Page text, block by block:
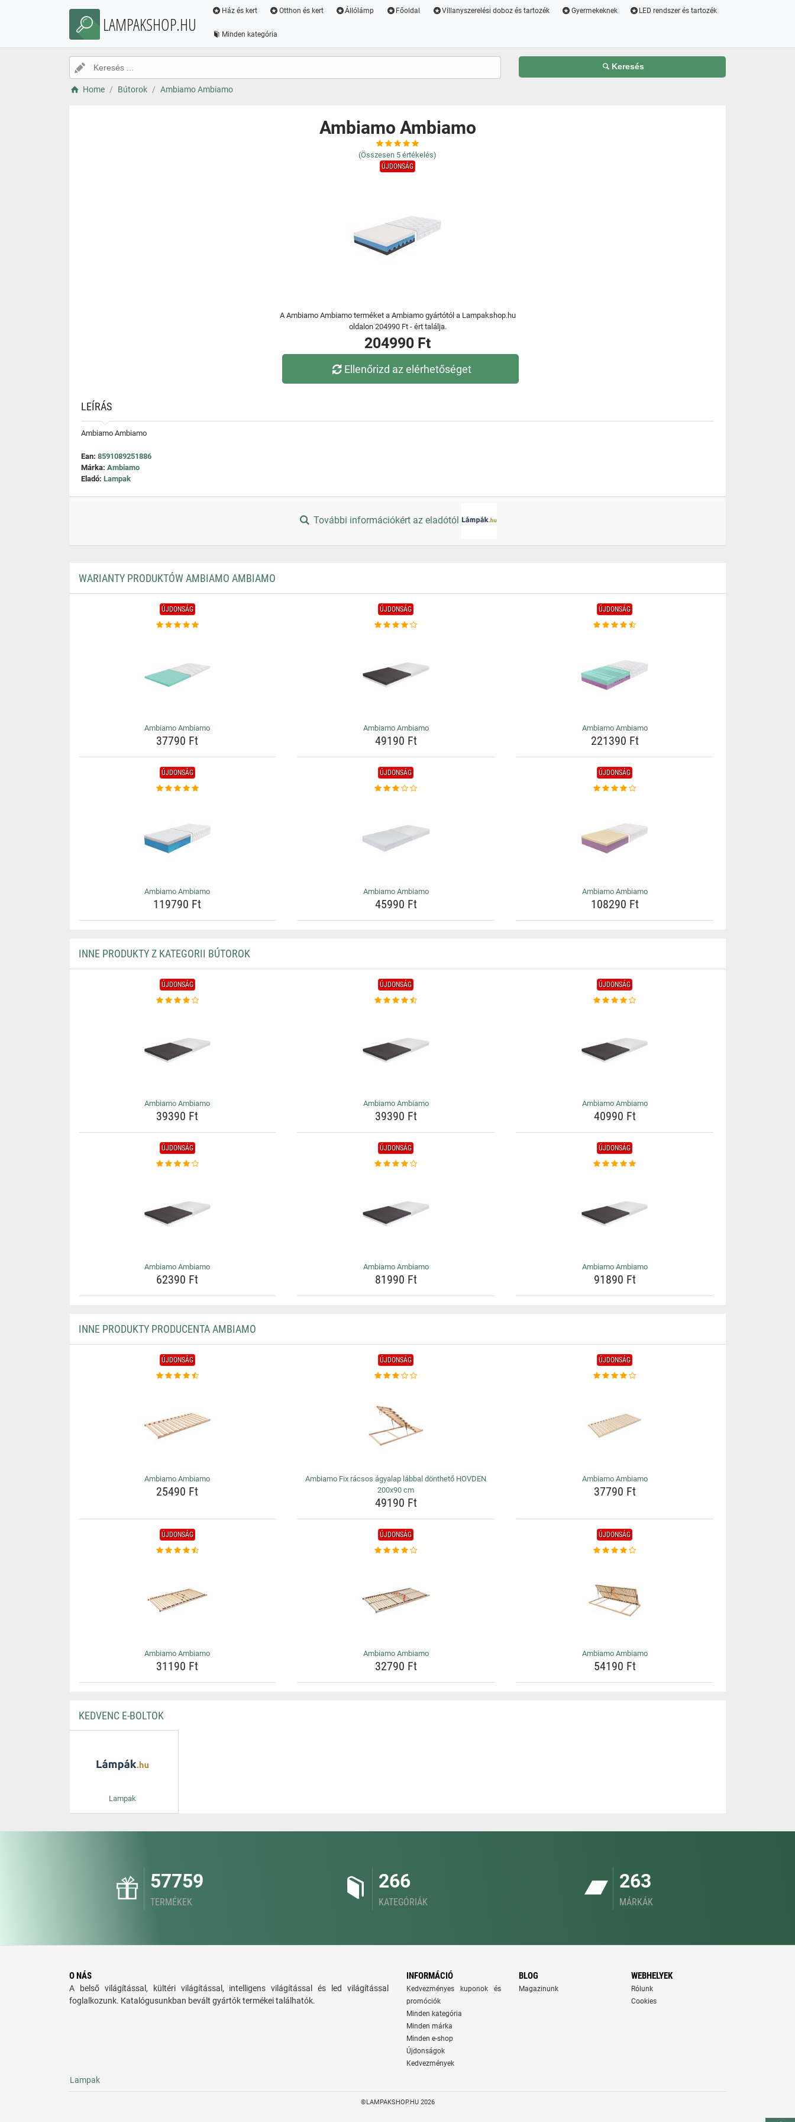
LAMPAKSHOP.HU
Ház és kert Otthon és kert Állólámp Főoldal Villanyszerelési doboz és tartozék Gyermekeknek LED rendszer és tartozék
Minden kategória
Keresés
Home Bútorok Ambiamo Ambiamo
Ambiamo Ambiamo
(Összesen 5 értékelés)
ÚJDONSÁG
A Ambiamo Ambiamo terméket a Ambiamo gyártótól a Lampakshop.hu
oldalon 204990 Ft - ért találja.
204990 Ft
Ellenőrizd az elérhetőséget
LEÍRÁS
Ambiamo Ambiamo
Ean: 8591089251886
Márka: Ambiamo
Eladó: Lampak
További információkért az eladótól
WARIANTY PRODUKTÓW AMBIAMO AMBIAMO
ÚJDONSÁG
Ambiamo Ambiamo
37790 Ft
ÚJDONSÁG
Ambiamo Ambiamo
49190 Ft
ÚJDONSÁG
Ambiamo Ambiamo
221390 Ft
ÚJDONSÁG
Ambiamo Ambiamo
119790 Ft
ÚJDONSÁG
Ambiamo Ambiamo
45990 Ft
ÚJDONSÁG
Ambiamo Ambiamo
108290 Ft
INNE PRODUKTY Z KATEGORII BÚTOROK
ÚJDONSÁG
Ambiamo Ambiamo
39390 Ft
ÚJDONSÁG
Ambiamo Ambiamo
39390 Ft
ÚJDONSÁG
Ambiamo Ambiamo
40990 Ft
ÚJDONSÁG
Ambiamo Ambiamo
62390 Ft
ÚJDONSÁG
Ambiamo Ambiamo
81990 Ft
ÚJDONSÁG
Ambiamo Ambiamo
91890 Ft
INNE PRODUKTY PRODUCENTA AMBIAMO
ÚJDONSÁG
Ambiamo Ambiamo
25490 Ft
ÚJDONSÁG
Ambiamo Fix rácsos ágyalap lábbal dönthető HOVDEN
200x90 cm
49190 Ft
ÚJDONSÁG
Ambiamo Ambiamo
37790 Ft
ÚJDONSÁG
Ambiamo Ambiamo
31190 Ft
ÚJDONSÁG
Ambiamo Ambiamo
32790 Ft
ÚJDONSÁG
Ambiamo Ambiamo
54190 Ft
KEDVENC E-BOLTOK
Lampak
57759
TERMÉKEK
266
KATEGÓRIÁK
263
MÁRKÁK
O NÁS
A belső világítással, kültéri világítással, intelligens világítással és led világítással
foglalkozunk. Katalógusunkban bevált gyártók termékei találhatók.
INFORMÁCIÓ
Kedvezményes kuponok és
promóciók
Minden kategória
Minden márka
Minden e-shop
Újdonságok
Kedvezmények
BLOG
Magazinunk
WEBHELYEK
Rólunk
Cookies
Lampak
©LAMPAKSHOP.HU 2026